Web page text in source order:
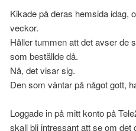
Kikade på deras hemsida idag,
veckor.
Håller tummen att det avser de
som beställde då.
Nå, det visar sig.
Den som väntar på något gott,
Loggade in på mitt konto på
skall bli intressant att se om det